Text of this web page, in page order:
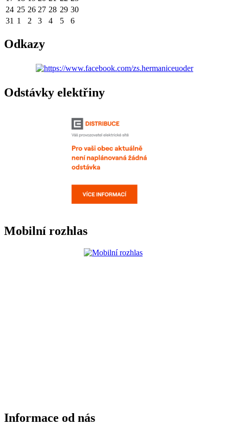
24 25 26 27 28 29 30
31 1 2 3 4 5 6
Odkazy
Odstávky elektřiny
Mobilní rozhlas
Informace od nás